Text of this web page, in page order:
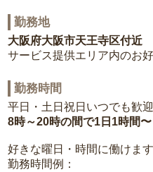
勤務地
大阪府大阪市天王寺区付近
サービス提供エリア内のお
勤務時間
平日・土日祝日いつでも歓迎
8時～20時の間で1日1時間〜
好きな曜日・時間に働けます
勤務時間例：